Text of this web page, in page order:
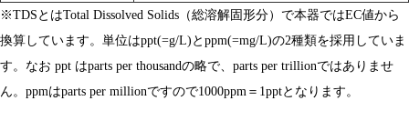
※TDSとはTotal Dissolved Solids（総溶解固形分）で本器ではEC値から
換算しています。単位はppt(=g/L)とppm(=mg/L)の2種類を採用していま
す。なお ppt はparts per thousandの略で、parts per trillionではありませ
ん。ppmはparts per millionですので1000ppm＝1pptとなります。